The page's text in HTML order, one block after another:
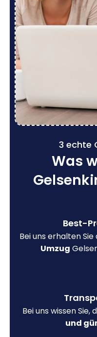
3 echte
Was
Best-
Bei uns erhalten Sie
Umzug
Bei uns wissen Sie,
und